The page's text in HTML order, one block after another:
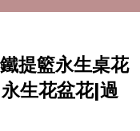
提籃永生桌花
生花盆花|過